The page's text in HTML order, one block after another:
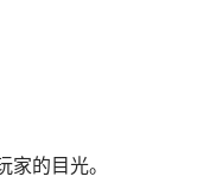
的目光。